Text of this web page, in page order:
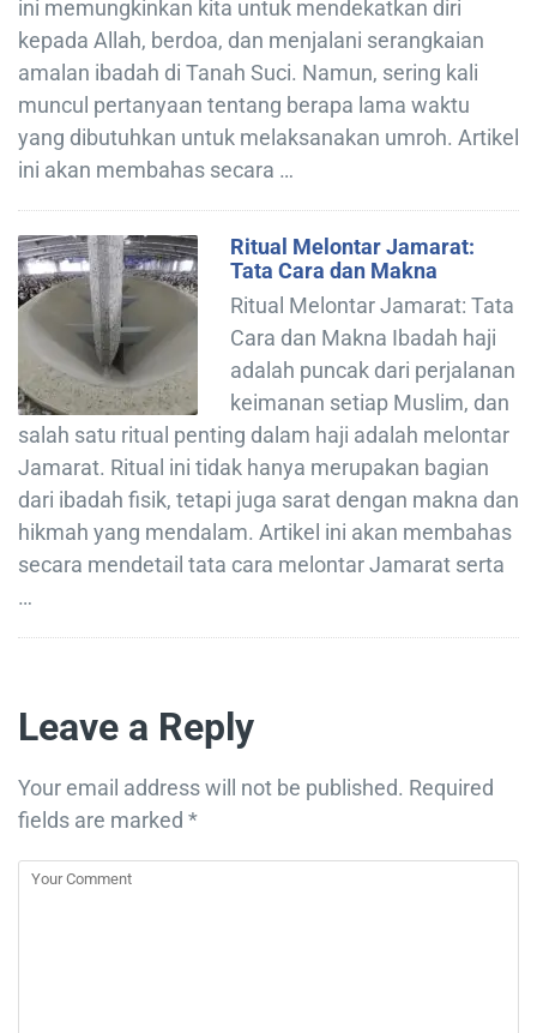
ini memungkinkan kita untuk mendekatkan diri
kepada Allah, berdoa, dan menjalani serangkaian
amalan ibadah di Tanah Suci. Namun, sering kali
muncul pertanyaan tentang berapa lama waktu
yang dibutuhkan untuk melaksanakan umroh. Artikel
ini akan membahas secara …
Ritual Melontar Jamarat:
Tata Cara dan Makna
Ritual Melontar Jamarat: Tata
Cara dan Makna Ibadah haji
adalah puncak dari perjalanan
keimanan setiap Muslim, dan
salah satu ritual penting dalam haji adalah melontar
Jamarat. Ritual ini tidak hanya merupakan bagian
dari ibadah fisik, tetapi juga sarat dengan makna dan
hikmah yang mendalam. Artikel ini akan membahas
secara mendetail tata cara melontar Jamarat serta
…
Leave a Reply
Your email address will not be published. Required
fields are marked *